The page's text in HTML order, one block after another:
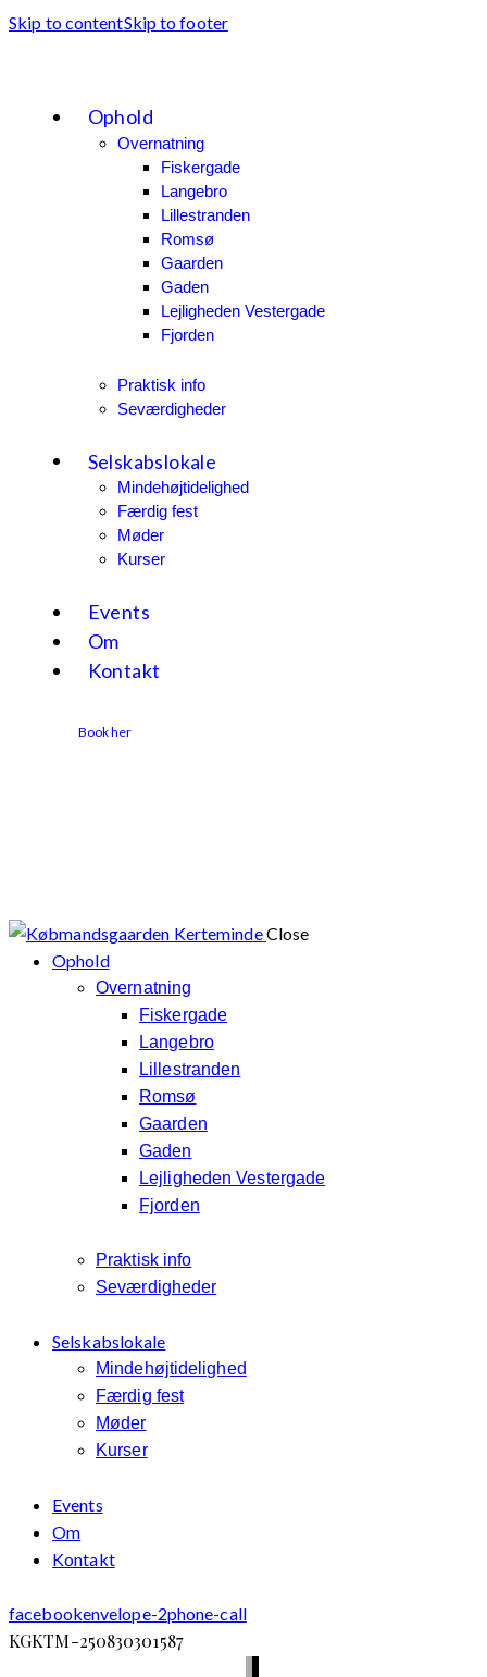
Skip to contentSkip to footer
Ophold
Overnatning
Fiskergade
Langebro
Lillestranden
Romsø
Gaarden
Gaden
Lejligheden Vestergade
Fjorden
Praktisk info
Seværdigheder
Selskabslokale
Mindehøjtidelighed
Færdig fest
Møder
Kurser
Events
Om
Kontakt
Book her
Close
Ophold
Overnatning
Fiskergade
Langebro
Lillestranden
Romsø
Gaarden
Gaden
Lejligheden Vestergade
Fjorden
Praktisk info
Seværdigheder
Selskabslokale
Mindehøjtidelighed
Færdig fest
Møder
Kurser
Events
Om
Kontakt
facebookenvelope-2phone-call
KGKTM-250830301587